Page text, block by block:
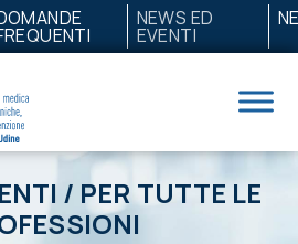
NEWS ED
EVENTI
/ PER TUTTE LE